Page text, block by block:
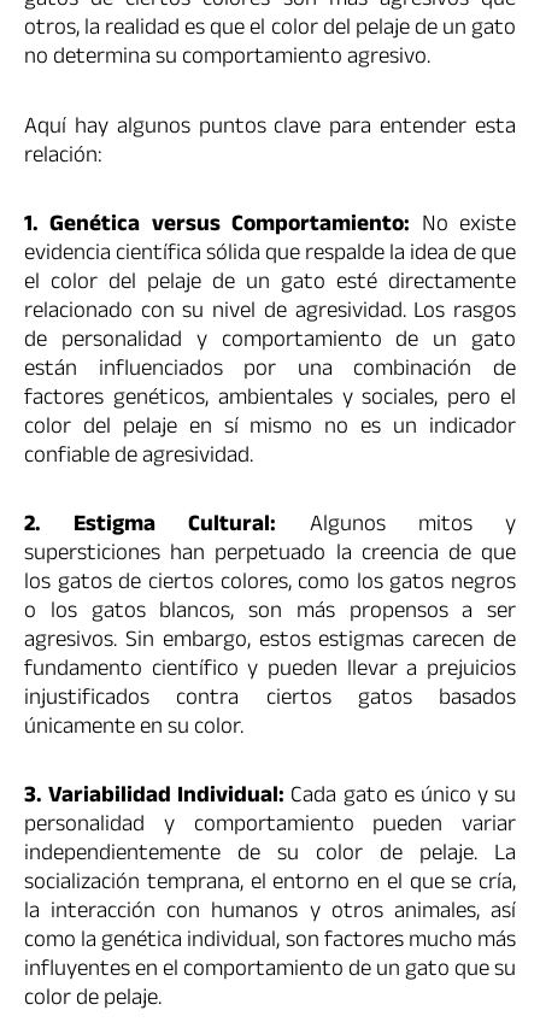
otros, la realidad es que el color del pelaje de un gato
no determina su comportamiento agresivo.
Aquí hay algunos puntos clave para entender esta
relación:
1. Genética versus Comportamiento: No existe
evidencia científica sólida que respalde la idea de que
el color del pelaje de un gato esté directamente
relacionado con su nivel de agresividad. Los rasgos
de personalidad y comportamiento de un gato
están influenciados por una combinación de
factores genéticos, ambientales y sociales, pero el
color del pelaje en sí mismo no es un indicador
confiable de agresividad.
2. Estigma Cultural: Algunos mitos y
supersticiones han perpetuado la creencia de que
los gatos de ciertos colores, como los gatos negros
o los gatos blancos, son más propensos a ser
agresivos. Sin embargo, estos estigmas carecen de
fundamento científico y pueden llevar a prejuicios
injustificados contra ciertos gatos basados
únicamente en su color.
3. Variabilidad Individual: Cada gato es único y su
personalidad y comportamiento pueden variar
independientemente de su color de pelaje. La
socialización temprana, el entorno en el que se cría,
la interacción con humanos y otros animales, así
como la genética individual, son factores mucho más
influyentes en el comportamiento de un gato que su
color de pelaje.